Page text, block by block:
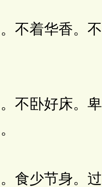
不着华香。不
不卧好床。卑
食少节身。过